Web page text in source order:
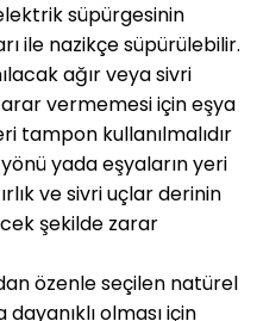
süpürgesinin
ile nazikçe süpürülebilir.
ağır veya sivri
vermemesi için eşya
tampon kullanılmalıdır
yada eşyaların yeri
ve sivri uçlar derinin
şekilde zarar
özenle seçilen natürel
olması için